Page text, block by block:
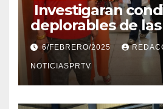
Investigaran
deplorables de las
el Departamento
en Mayagüez
6/FEBRERO/2025
NOTICIASPRTV